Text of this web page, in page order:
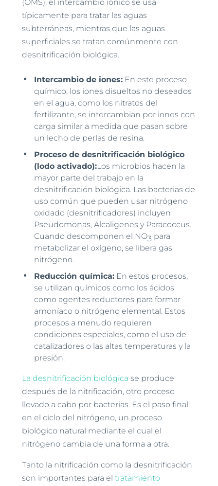
(OMS), el intercambio iónico se usa
típicamente para tratar las aguas
subterráneas, mientras que las aguas
superficiales se tratan comúnmente con
desnitrificación biológica.
Intercambio de iones:En este proceso
químico, los iones disueltos no deseados
en el agua, como los nitratos del
fertilizante, se intercambian por iones con
carga similar a medida que pasan sobre
un lecho de perlas de resina.
Proceso de desnitrificación biológico
(lodo activado):Los microbios hacen la
mayor parte del trabajo en la
desnitrificación biológica. Las bacterias de
uso común que pueden usar nitrógeno
oxidado (desnitrificadores) incluyen
Pseudomonas, Alcaligenes y Paracoccus.
Cuando descomponen el NO3 para
metabolizar el oxígeno, se libera gas
nitrógeno.
Reducción química:En estos procesos,
se utilizan químicos como los ácidos
como agentes reductores para formar
amoníaco o nitrógeno elemental. Estos
procesos a menudo requieren
condiciones especiales, como el uso de
catalizadores o las altas temperaturas y la
presión.
La desnitrificación biológica se produce
después de la nitrificación, otro proceso
llevado a cabo por bacterias. Es el paso final
en el ciclo del nitrógeno, un proceso
biológico natural mediante el cual el
nitrógeno cambia de una forma a otra.
Tanto la nitrificación como la desnitrificación
son importantes para el tratamiento